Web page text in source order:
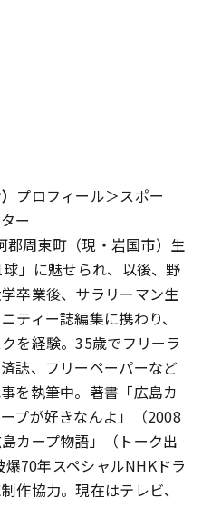
プロフィール＞スポー
ー
周東町（現・岩国市）生
」に魅せられ、以後、野
卒業後、サラリーマン生
ティー誌編集に携わり、
を経験。35歳でフリーラ
誌、フリーペーパーなど
を執筆中。著書「広島カ
プが好きなんよ」（2008
カープ物語」（トーク出
70年スペシャルNHKドラ
作協力。現在はテレビ、